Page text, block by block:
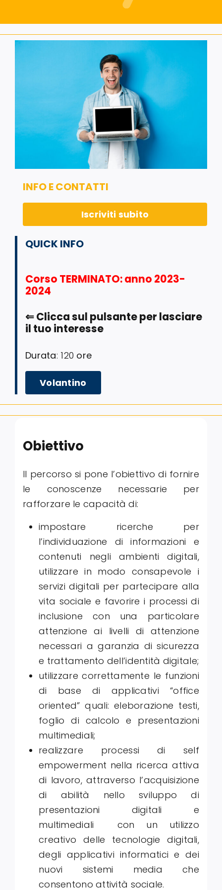
Richiedi informazioni
INFO E CONTATTI
Iscriviti subito
QUICK INFO
Corso TERMINATO: anno 2023-
2024
⇐Clicca sul pulsante per lasciare
il tuo interesse
Durata: 120 ore
Volantino
Obiettivo
Il percorso si pone l’obiettivo di fornire
le conoscenze necessarie per
rafforzare le capacità di:
impostare ricerche per
l’individuazione di informazioni e
contenuti negli ambienti digitali,
utilizzare in modo consapevole i
servizi digitali per partecipare alla
vita sociale e favorire i processi di
inclusione con una particolare
attenzione ai livelli di attenzione
necessari a garanzia di sicurezza
e trattamento dell’identità digitale;
utilizzare correttamente le funzioni
di base di applicativi “office
oriented” quali: eleborazione testi,
foglio di calcolo e presentazioni
multimediali;
realizzare processi di self
empowerment nella ricerca attiva
di lavoro, attraverso l’acquisizione
di abilità nello sviluppo di
presentazioni digitali e
multimediali con un utilizzo
creativo delle tecnologie digitali,
degli applicativi informatici e dei
nuovi sistemi media che
consentono attività sociale.